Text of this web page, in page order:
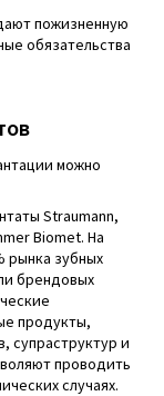
пожизненную
обязательства
можно
Straumann,
Biomet. На
рынка зубных
брендовых
продукты,
супраструктур и
проводить
случаях.